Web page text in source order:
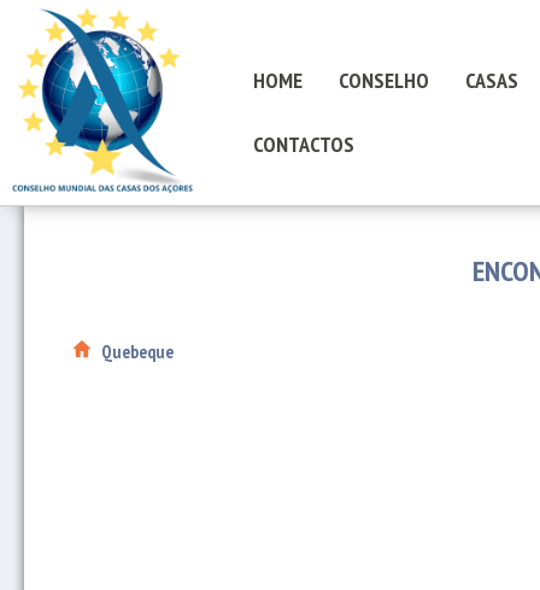
HOME CONSELHO CASAS
CONTACTOS
Quebeque